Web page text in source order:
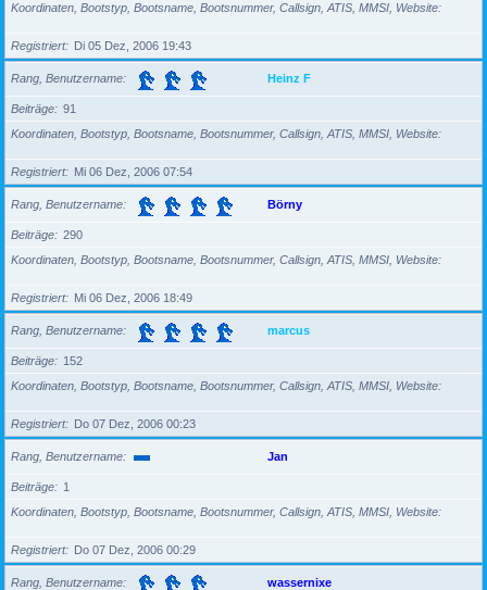
Koordinaten, Bootstyp, Bootsname, Bootsnummer, Callsign, ATIS, MMSI, Website
Registriert Di 05 Dez, 2006 19:43
Rang, Benutzername Heinz F
Beiträge
91
Koordinaten, Bootstyp, Bootsname, Bootsnummer, Callsign, ATIS, MMSI, Website
Registriert Mi 06 Dez, 2006 07:54
Rang, Benutzername Börny
Beiträge
290
Koordinaten, Bootstyp, Bootsname, Bootsnummer, Callsign, ATIS, MMSI, Website
Registriert Mi 06 Dez, 2006 18:49
Rang, Benutzername marcus
Beiträge
152
Koordinaten, Bootstyp, Bootsname, Bootsnummer, Callsign, ATIS, MMSI, Website
Registriert Do 07 Dez, 2006 00:23
Rang, Benutzername Jan
Beiträge
1
Koordinaten, Bootstyp, Bootsname, Bootsnummer, Callsign, ATIS, MMSI, Website
Registriert Do 07 Dez, 2006 00:29
Rang, Benutzername wassernixe